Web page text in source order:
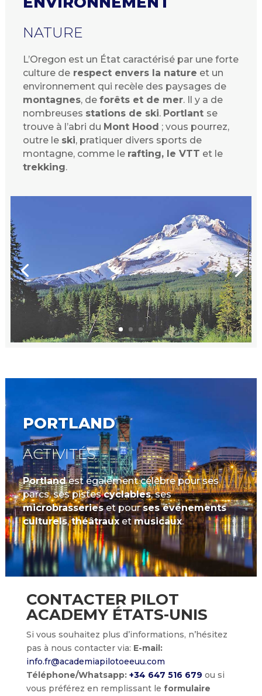
NATURE
L’Oregon est un État caractérisé par une forte
culture derespect envers la nature et un
environnement qui recèle des paysages de
montagnes, de forêts et de mer. Il y a de
nombreuses stations de ski. Portlant se
trouve à l’abri du Mont Hood ; vous pourrez,
outre le ski, pratiquer divers sports de
montagne, comme le rafting, le VTT et le
trekking.
PORTLAND
ACTIVITÉS
Portlandest également célèbre pour ses
parcs, ses pistescyclables, ses
microbrasserieset pourses événements
culturels,théâtrauxetmusicaux.
CONTACTER PILOT
ACADEMY ÉTATS-UNIS
Si vous souhaitez plus d’informations, n’hésitez
pas à nous contacter via: E-mail:
info.fr@academiapilotoeeuu.com
Téléphone/Whatsapp: +34 647 516 679 ou si
vous préférez en remplissant le formulaire